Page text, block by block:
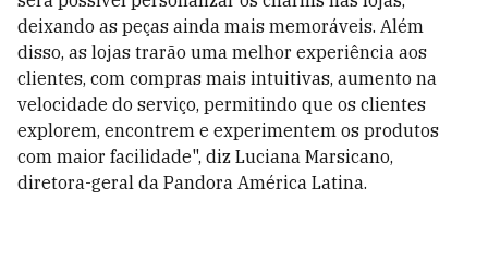
deixando as peças ainda mais memoráveis. Além
disso, as lojas trarão uma melhor experiência aos
clientes, com compras mais intuitivas, aumento na
velocidade do serviço, permitindo que os clientes
explorem, encontrem e experimentem os produtos
com maior facilidade", diz Luciana Marsicano,
diretora-geral da Pandora América Latina.